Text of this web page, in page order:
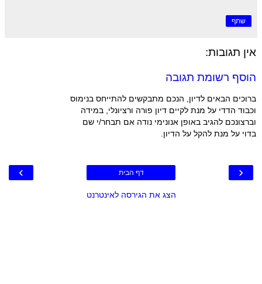
שתף
אין תגובות:
הוסף רשומת תגובה
ברוכים הבאים לדיון, הנכם מתבקשים להתייחס בנימוס
וכבוד הדדי על מנת לקיים דיון פורה ורציונלי, במידה
וברצונכם להגיב באופן אנונימי נודה אם תבחר/י שם
בדוי על מנת להקל על הדיון.
‹
› דף הבית
הצג את הגירסה לאינטרנט